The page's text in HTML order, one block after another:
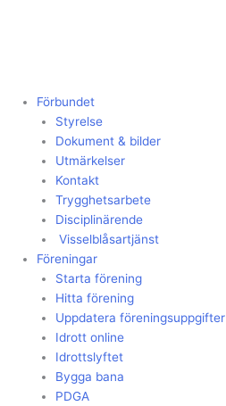
Förbundet
Styrelse
Dokument & bilder
Utmärkelser
Kontakt
Trygghetsarbete
Disciplinärende
Visselblåsartjänst
Föreningar
Starta förening
Hitta förening
Uppdatera föreningsuppgifter
Idrott online
Idrottslyftet
Bygga bana
PDGA